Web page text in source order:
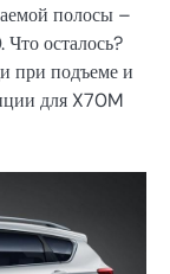
полосы –
Что осталось?
при подъеме и
для X70M